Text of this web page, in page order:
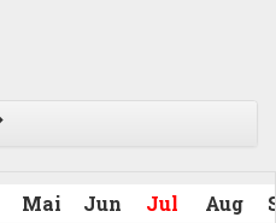
Mai Jun Jul Aug